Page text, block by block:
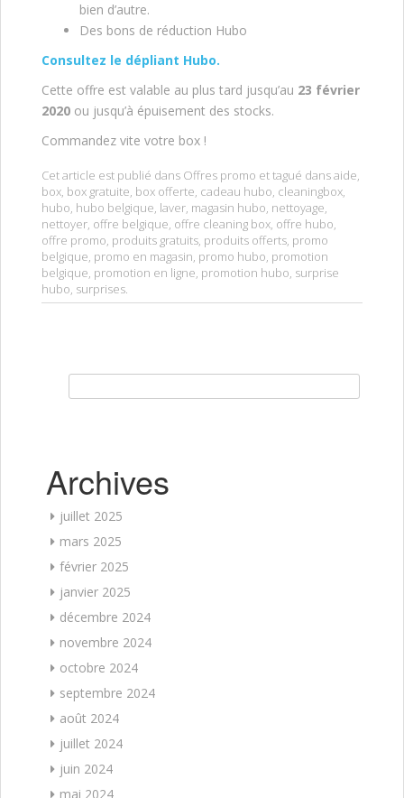
bien d’autre.
Des bons de réduction Hubo
Consultez le dépliant Hubo.
Cette offre est valable au plus tard jusqu’au 23 février
2020 ou jusqu’à épuisement des stocks.
Commandez vite votre box !
Cet article est publié dans Offres promo et tagué dansaide,
box, box gratuite, box offerte, cadeau hubo, cleaningbox,
hubo, hubo belgique, laver, magasin hubo, nettoyage,
nettoyer, offre belgique, offre cleaning box, offre hubo,
offre promo, produits gratuits, produits offerts, promo
belgique, promo en magasin, promo hubo, promotion
belgique, promotion en ligne, promotion hubo, surprise
hubo, surprises.
Archives
juillet 2025
mars 2025
février 2025
janvier 2025
décembre 2024
novembre 2024
octobre 2024
septembre 2024
août 2024
juillet 2024
juin 2024
mai 2024